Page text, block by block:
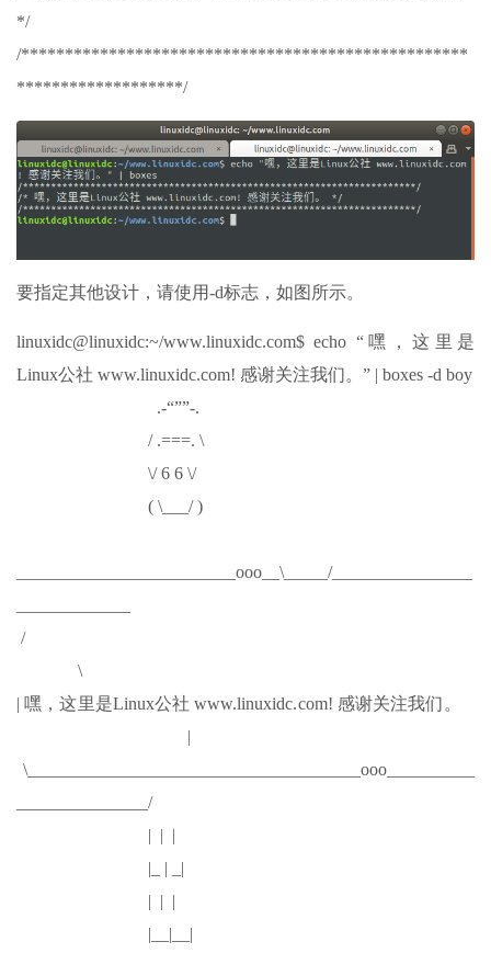
*/
/***************************************************
*******************/
要指定其他设计，请使用-d标志，如图所示。
linuxidc@linuxidc:~/www.linuxidc.com$ echo “嘿，这里是
Linux公社 www.linuxidc.com! 感谢关注我们。” | boxes -d boy
.-“””-.
/ .===. \
\/ 6 6 \/
( \___/ )
_________________________ooo__\_____/________________
/
\
| 嘿，这里是Linux公社 www.linuxidc.com! 感谢关注我们。
|
\______________________________________ooo__________
_______________/
| | |
|_ | _|
| | |
|__|__|